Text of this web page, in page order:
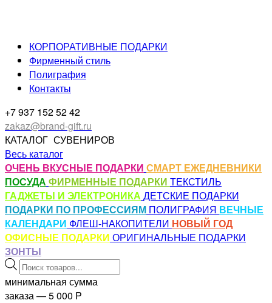
КОРПОРАТИВНЫЕ ПОДАРКИ
Фирменный стиль
Полиграфия
Контакты
+7 937 152 52 42
zakaz@brand-gift.ru
КАТАЛОГ СУВЕНИРОВ
Весь каталог
ОЧЕНЬ ВКУСНЫЕ ПОДАРКИ СМАРТ ЕЖЕДНЕВНИКИ
ПОСУДА ФИРМЕННЫЕ ПОДАРКИ ТЕКСТИЛЬ
ГАДЖЕТЫ И ЭЛЕКТРОНИКА ДЕТСКИЕ ПОДАРКИ
ПОДАРКИ ПО ПРОФЕССИЯМ ПОЛИГРАФИЯ ВЕЧНЫЕ
КАЛЕНДАРИ ФЛЕШ-НАКОПИТЕЛИ НОВЫЙ ГОД
ОФИСНЫЕ ПОДАРКИ ОРИГИНАЛЬНЫЕ ПОДАРКИ
ЗОНТЫ
Поиск
товаров
минимальная сумма
заказа — 5 000 P